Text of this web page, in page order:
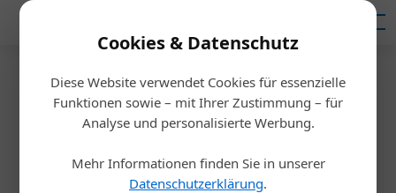
Cookies & Datenschutz
Diese Website verwendet Cookies für essenzielle
Funktionen sowie – mit Ihrer Zustimmung – für
Analyse und personalisierte Werbung.
Mehr Informationen finden Sie in unserer
Datenschutzerklärung.
Startseite/Nachhaltigkeit
WienCont: Starke Zuwächse in
schwierigen Zeiten